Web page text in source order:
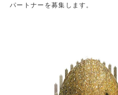
パートナーを募集します。